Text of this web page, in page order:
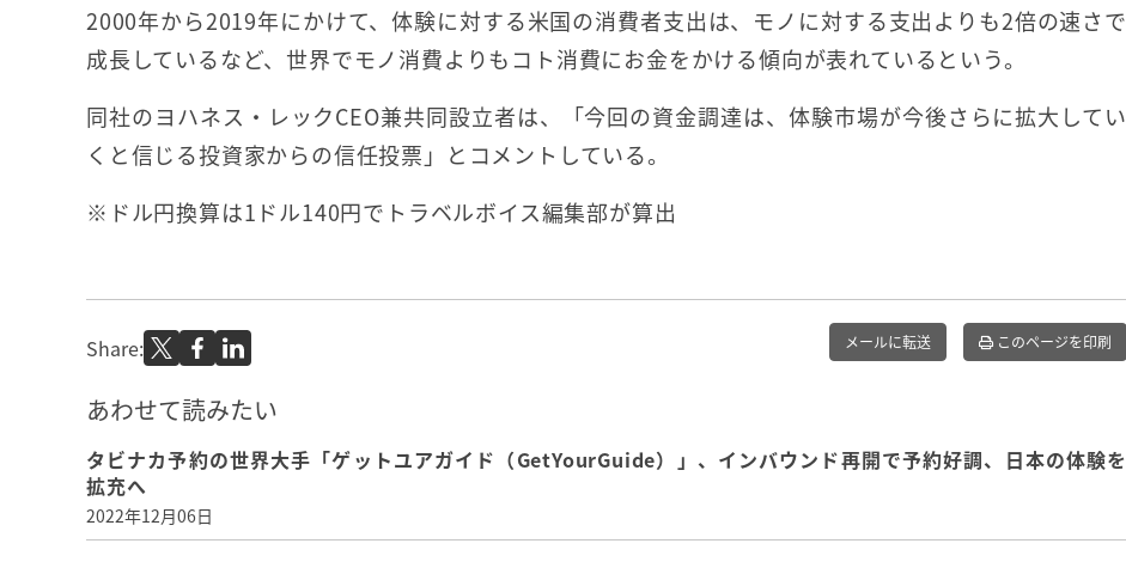
2000年から2019年にかけて、体験に対する米国の消費者支出は、モノに対する支出よりも2倍の速さで
成長しているなど、世界でモノ消費よりもコト消費にお金をかける傾向が表れているという。
同社のヨハネス・レックCEO兼共同設立者は、「今回の資金調達は、体験市場が今後さらに拡大してい
くと信じる投資家からの信任投票」とコメントしている。
※ドル円換算は1ドル140円でトラベルボイス編集部が算出
Share: メールに転送 このページを印刷
あわせて読みたい
タビナカ予約の世界大手「ゲットユアガイド（GetYourGuide）」、インバウンド再開で予約好調、日本の体験を
拡充へ
2022年12月06日